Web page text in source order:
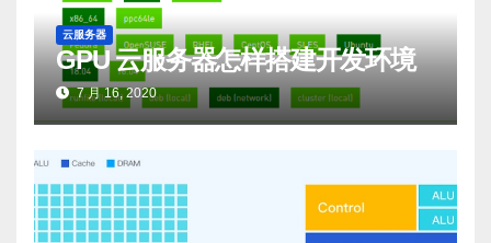
云服务器
GPU 云服务器怎样搭建开发环境
7 月 16, 2020